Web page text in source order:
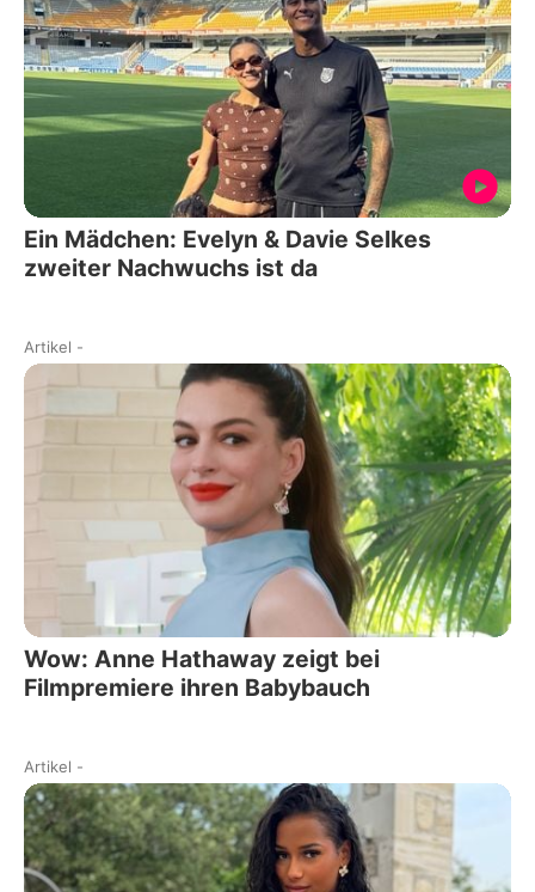
Ein Mädchen: Evelyn & Davie Selkes
zweiter Nachwuchs ist da
Artikel -
Wow: Anne Hathaway zeigt bei
Filmpremiere ihren Babybauch
Artikel -